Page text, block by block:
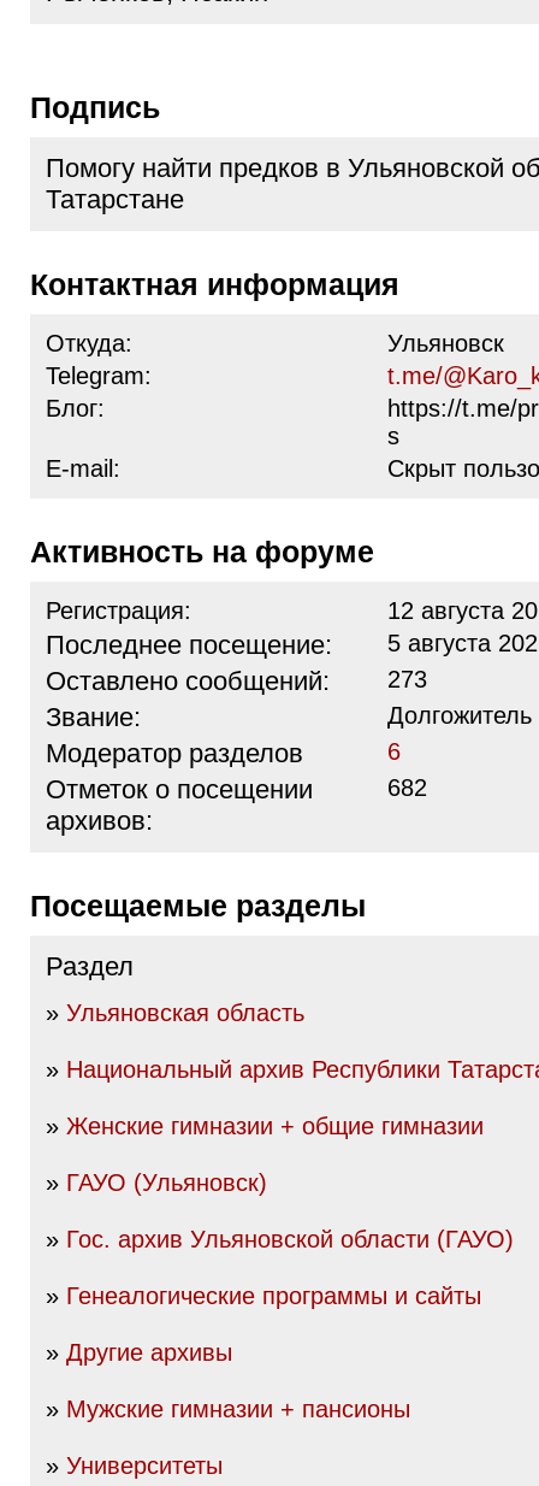
Подпись
Помогу найти предков в Ульяновской
Татарстане
Контактная информация
Откуда:
Ульяновск
Telegram:
t.me/
Блог:
https://t.me/
s
E-mail:
Скрыт
Активность на форуме
Регистрация: 12 августа
Последнее посещение: 5 августа
Оставлено сообщений: 273
Звание:
Модератор разделов 6
Отметок о посещении
архивов:
682
Посещаемые разделы
Раздел
» Ульяновская область
» Национальный архив Республики
» Женские гимназии + общие гимназии
» ГАУО (Ульяновск)
» Гос. архив Ульяновской области (ГАУО)
» Генеалогические программы и сайты
» Другие архивы
» Мужские гимназии + пансионы
» Университеты